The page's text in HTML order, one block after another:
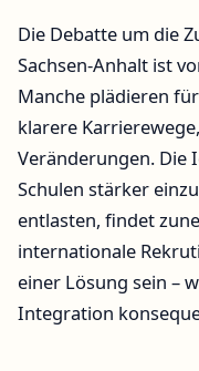
Die Debatte um die
Sachsen-Anhalt ist
Manche plädieren
klarere
Veränderungen. Die
Schulen stärker
entlasten, findet
internationale
einer Lösung sein –
Integration